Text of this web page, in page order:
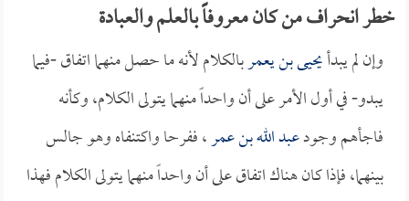
خطر انحراف من كان معروفاً بالعلم والعبادة
وإن لم يبدأيحيى بن يعمربالكلام لأنه ما حصل منهما اتفاق -فيما
يبدو- في أول الأمر على أن واحداً منهما يتولى الكلام، وكأنه
فاجأهم وجودعبد الله بن عمر، ففرحا واكتنفاه وهو جالس
بينهما، فإذا كان هناك اتفاق على أن واحداً منهما يتولى الكلام فهذا